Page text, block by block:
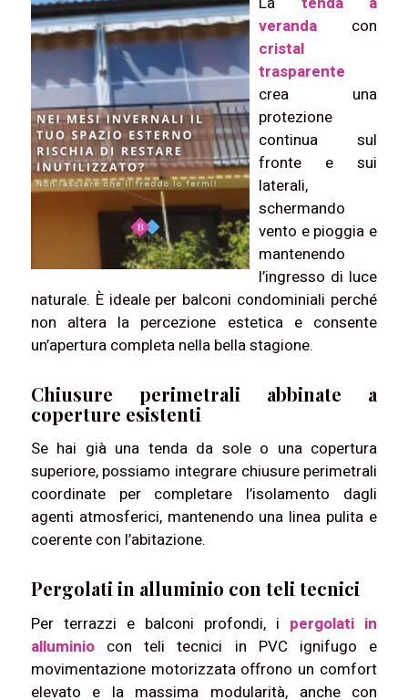
verandacon
cristal
trasparente
crea una
protezione
continua sul
fronte e sui
laterali,
schermando
vento e pioggia e
mantenendo
l’ingresso di luce
naturale. È ideale per balconi condominiali perché
non altera la percezione estetica e consente
un’apertura completa nella bella stagione.
Chiusure perimetrali abbinate a
coperture esistenti
Se hai già una tenda da sole o una copertura
superiore, possiamo integrare chiusure perimetrali
coordinate per completare l’isolamento dagli
agenti atmosferici, mantenendo una linea pulita e
coerente con l’abitazione.
Pergolati in alluminio con teli tecnici
Per terrazzi e balconi profondi, i pergolati in
alluminiocon teli tecnici in PVC ignifugo e
movimentazione motorizzata offrono un comfort
elevato e la massima modularità, anche con